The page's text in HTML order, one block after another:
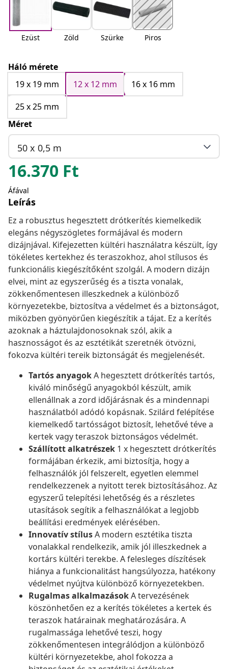
Ezüst Zöld Szürke Piros
Háló mérete
19 x 19 mm
12 x 12 mm
16 x 16 mm
25 x 25 mm
Méret
50 x 0,5 m
16.370 Ft
Áfával
Leírás
Ez a robusztus hegesztett drótkerítés kiemelkedik
elegáns négyszögletes formájával és modern
dizájnjával. Kifejezetten kültéri használatra készült, így
tökéletes kertekhez és teraszokhoz, ahol stílusos és
funkcionális kiegészítőként szolgál. A modern dizájn
elvei, mint az egyszerűség és a tiszta vonalak,
zökkenőmentesen illeszkednek a különböző
környezetekbe, biztosítva a védelmet és a biztonságot,
miközben gyönyörűen kiegészítik a tájat. Ez a kerítés
azoknak a háztulajdonosoknak szól, akik a
hasznosságot és az esztétikát szeretnék ötvözni,
fokozva kültéri tereik biztonságát és megjelenését.
Tartós anyagokA hegesztett drótkerítés tartós,
kiváló minőségű anyagokból készült, amik
ellenállnak a zord időjárásnak és a mindennapi
használatból adódó kopásnak. Szilárd felépítése
kiemelkedő tartósságot biztosít, lehetővé téve a
kertek vagy teraszok biztonságos védelmét.
Szállított alkatrészek 1 x hegesztett drótkerítés
formájában érkezik, ami biztosítja, hogy a
felhasználók jól felszerelt, egyetlen elemmel
rendelkezzenek a nyitott terek biztosításához. Az
egyszerű telepítési lehetőség és a részletes
utasítások segítik a felhasználókat a legjobb
beállítási eredmények elérésében.
Innovatív stílusA modern esztétika tiszta
vonalakkal rendelkezik, amik jól illeszkednek a
kortárs kültéri terekbe. A felesleges díszítések
hiánya a funkcionalitást hangsúlyozza, hatékony
védelmet nyújtva különböző környezetekben.
Rugalmas alkalmazásokA tervezésének
köszönhetően ez a kerítés tökéletes a kertek és
teraszok határainak meghatározására. A
rugalmassága lehetővé teszi, hogy
zökkenőmentesen integrálódjon a különböző
kültéri környezetekbe, ahol fokozza a